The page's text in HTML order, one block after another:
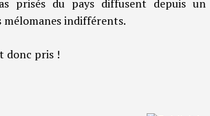
prisés du pays diffusent depuis
mélomanes indifférents.
donc pris !